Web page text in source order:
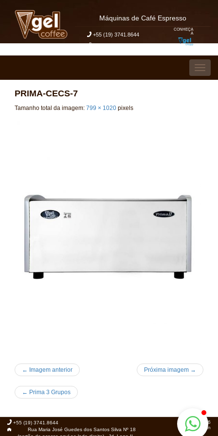
Máquinas de Café Espresso
+55 (19) 3741.8644
Meu Pedido de Orçamento
CONHEÇA
A
PRIMA-CECS-7
Tamanho total da imagem: 799 × 1020 pixels
← Imagem anterior Próxima imagem →
← Prima 3 Grupos
+55 (19) 3741.8644
Rua Maria José Guedes dos Santos Silva Nº 18
© 2026
Foca.in